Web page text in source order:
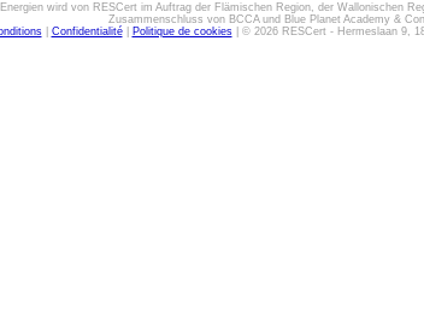
wird von RESCert im Auftrag der Flämischen Region, der Wallonischen
Zusammenschluss von BCCA und Blue Planet Academy &
| Confidentialité| Politique de cookies| © 2026 RESCert - Hermeslaan 9,